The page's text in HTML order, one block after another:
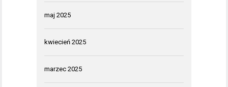
maj 2025
kwiecień 2025
marzec 2025